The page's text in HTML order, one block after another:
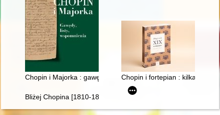
Chopin i Majorka : gawędy, listy, wspomnieniaChopin i fortepian : kilka uwag
Bliżej Chopina [1810-1849]